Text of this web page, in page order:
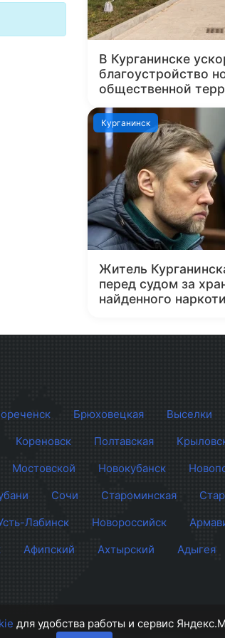
В Курганинске
благоустройство
общественной
Курганинск
Житель
перед судом за
найденного
Брюховецкая Выселки
Кореновск Полтавская
Мостовской Новокубанск
Сочи Староминская
Лабинск Новороссийск
Афипский Ахтырский Адыгея
для удобства работы и сервис